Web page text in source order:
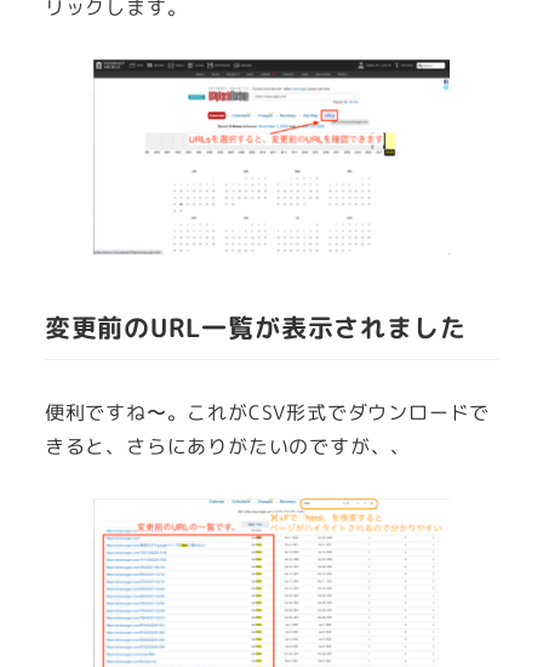
リックします。
変更前のURL一覧が表示されました
便利ですね〜。これがCSV形式でダウンロードで
きると、さらにありがたいのですが、、